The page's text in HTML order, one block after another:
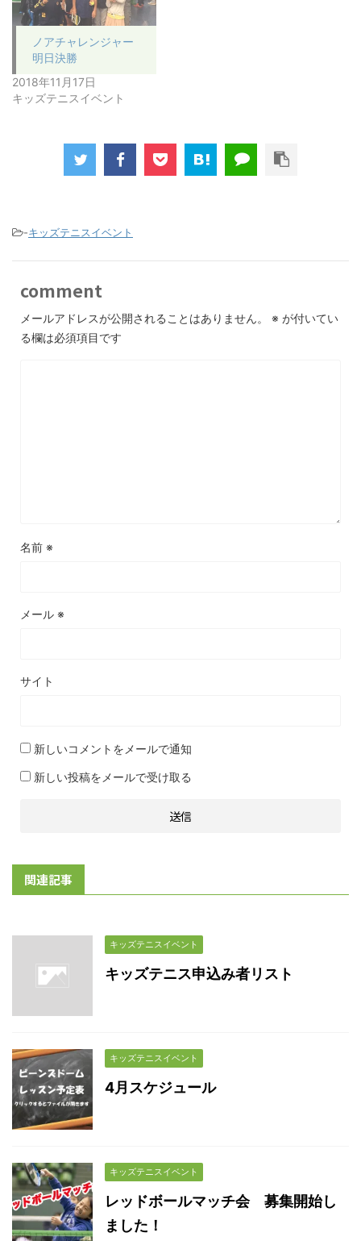
ノアチャレンジャー
明日決勝
2018年11月17日
キッズテニスイベント
-キッズテニスイベント
comment
メールアドレスが公開されることはありません。 ※ が付いてい
る欄は必須項目です
名前 ※
メール ※
サイト
新しいコメントをメールで通知
新しい投稿をメールで受け取る
関連記事
キッズテニスイベント
キッズテニス申込み者リスト
キッズテニスイベント
4月スケジュール
キッズテニスイベント
レッドボールマッチ会 募集開始し
ました！